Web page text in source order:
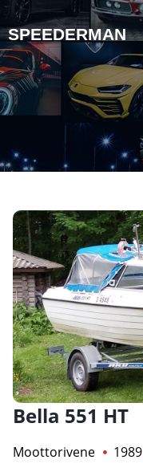
SPEEDERMAN
Bella 551 HT
Moottorivene 1989